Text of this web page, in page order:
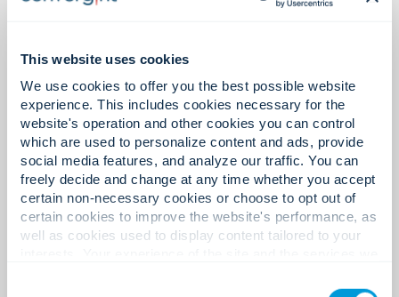
This website uses cookies
We use cookies to offer you the best possible website
experience. This includes cookies necessary for the
website's operation and other cookies you can control
which are used to personalize content and ads, provide
social media features, and analyze our traffic. You can
freely decide and change at any time whether you accept
certain non-necessary cookies or choose to opt out of
certain cookies to improve the website's performance, as
well as cookies used to display content tailored to your
cookies. Click "Show details" below for more information
Tecnologías integradas de
vehículo.
seguridad.
Ecosistema totalmente
integrado que vincula
plataformas de acceso, ANPR,
Sistemas que no pueden escalar
según la demanda o los